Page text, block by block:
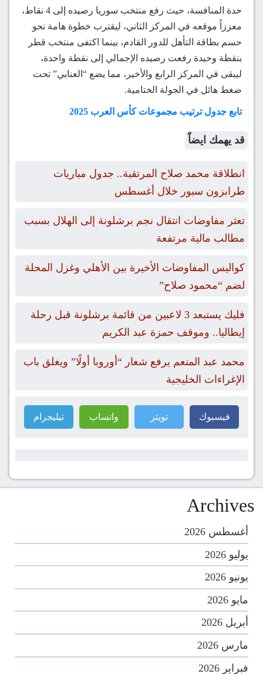
حدة المنافسة، حيث رفع منتخب سوريا رصيده إلى 4 نقاط،
معززاً موقعه في المركز الثاني، ليقترب خطوة هامة نحو
حسم بطاقة التأهل للدور القادم، بينما اكتفى منتخب قطر
بنقطة وحيدة رفعت رصيده الإجمالي إلى نقطة واحدة،
ليبقى في المركز الرابع والأخير، مما يضع “العنابي” تحت
ضغط هائل في الجولة الختامية.
تابع جدول ترتيب مجموعات كأس العرب 2025
قد يهمك ايضاً
انطلاقة محمد صلاح المرتقبة.. جدول مباريات
طرابزون سبور خلال أغسطس
تعثر مفاوضات انتقال نجم برشلونة إلى الهلال بسبب
مطالب مالية مرتفعة
كواليس المفاوضات الأخيرة بين الأهلي وغزل المحلة
لضم “محمود صلاح”
فليك يستبعد 3 لاعبين من قائمة برشلونة قبل رحلة
إيطاليا.. وموقف حمزة عبد الكريم
محمد عبد المنعم يرفع شعار “أوروبا أولًا” ويغلق باب
الإغراءات الخليجية
فيسبوك تويتر واتساب تيليجرام
Archives
أغسطس 2026
يوليو 2026
يونيو 2026
مايو 2026
أبريل 2026
مارس 2026
فبراير 2026